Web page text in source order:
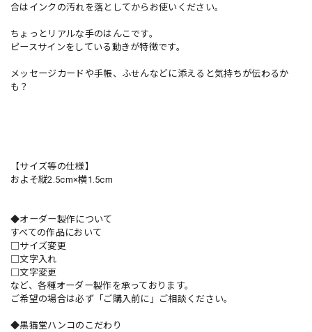
合はインクの汚れを落としてからお使いください。
ちょっとリアルな手のはんこです。
ピースサインをしている動きが特徴です。
メッセージカードや手帳、ふせんなどに添えると気持ちが伝わるか
も？
【サイズ等の仕様】
およそ縦2.5cm×横1.5cm
◆オーダー製作について
すべての作品において
□サイズ変更
□文字入れ
□文字変更
など、各種オーダー製作を承っております。
ご希望の場合は必ず「ご購入前に」ご相談ください。
◆黒猫堂ハンコのこだわり